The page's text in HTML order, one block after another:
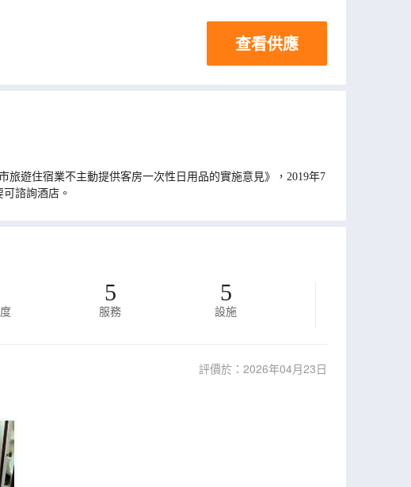
查看供應
遊住宿業不主動提供客房一次性日用品的實施意見》，2019年7
諮詢酒店。
5
服務
5
設施
評價於：2026年04月23日